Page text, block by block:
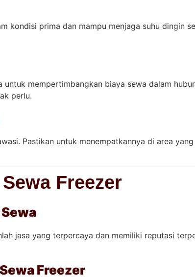
kondisi prima dan mampu menjaga suhu dingin
untuk mempertimbangkan biaya sewa dalam
perlu.
Pastikan untuk menempatkannya di area
Freezer
jasa yang terpercaya dan memiliki reputasi
Freezer